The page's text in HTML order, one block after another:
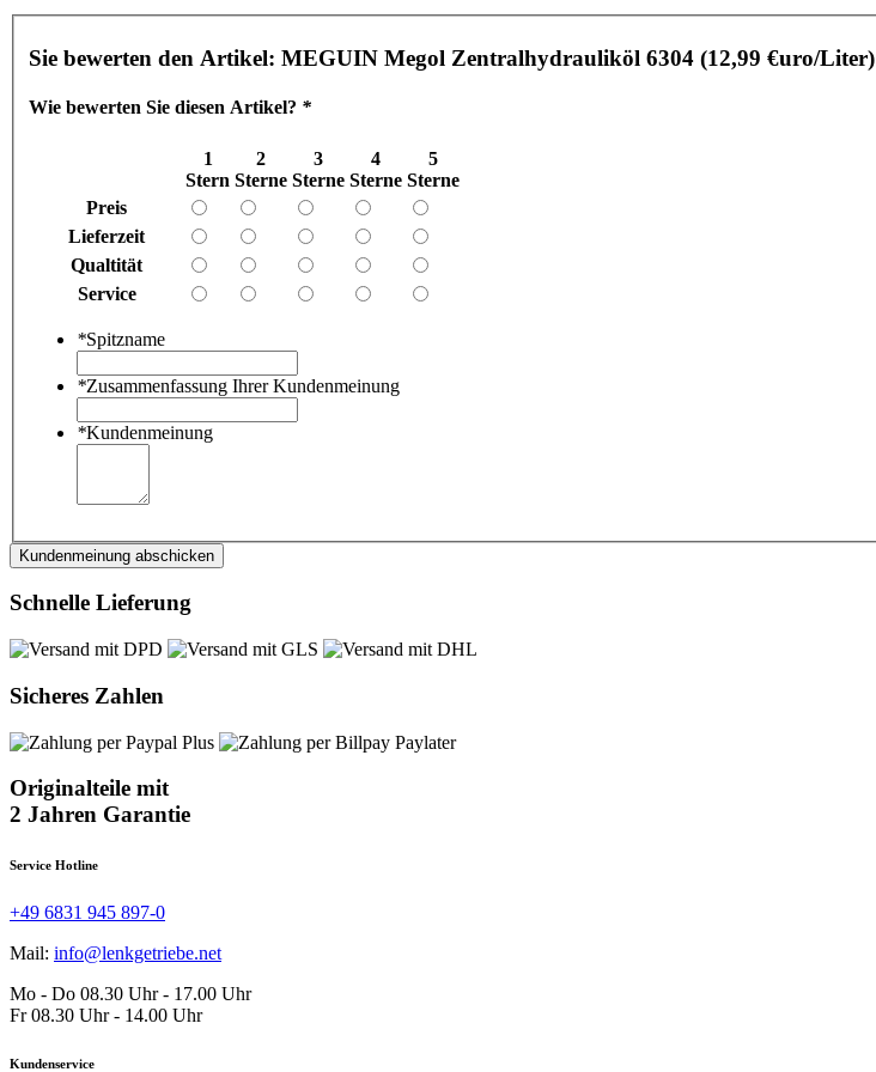
Sie bewerten den Artikel: MEGUIN Megol Zentralhydrauliköl 6304 (12,99 €uro/Liter)
Wie bewerten Sie diesen Artikel? *
1
Stern
2
Sterne
3
Sterne
4
Sterne
5
Sterne
Preis
Lieferzeit
Qualtität
Service
*Spitzname
*Zusammenfassung Ihrer Kundenmeinung
*Kundenmeinung
Kundenmeinung abschicken
Schnelle Lieferung
Sicheres Zahlen
Originalteile mit
2 Jahren Garantie
Service Hotline
+49 6831 945 897-0
Mail: info@lenkgetriebe.net
Mo - Do 08.30 Uhr - 17.00 Uhr
Fr 08.30 Uhr - 14.00 Uhr
Kundenservice